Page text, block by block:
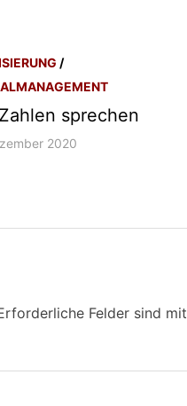
/
sprechen
2020
Felder sind mit